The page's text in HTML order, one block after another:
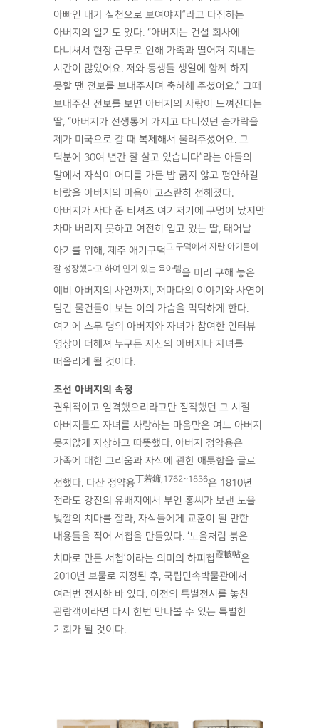
아빠인 내가 실천으로 보여야지”라고 다짐하는
아버지의 일기도 있다. “아버지는 건설 회사에
다니셔서 현장 근무로 인해 가족과 떨어져 지내는
시간이 많았어요. 저와 동생들 생일에 함께 하지
못할 땐 전보를 보내주시며 축하해 주셨어요.” 그때
보내주신 전보를 보면 아버지의 사랑이 느껴진다는
딸, “아버지가 전쟁통에 가지고 다니셨던 숟가락을
제가 미국으로 갈 때 복제해서 물려주셨어요. 그
덕분에 30여 년간 잘 살고 있습니다”라는 아들의
말에서 자식이 어디를 가든 밥 굶지 않고 평안하길
바랐을 아버지의 마음이 고스란히 전해졌다.
아버지가 사다 준 티셔츠 여기저기에 구멍이 났지만
차마 버리지 못하고 여전히 입고 있는 딸, 태어날
아기를 위해, 제주 애기구덕그 구덕에서 자란 아기들이
잘 성장했다고 하여 인기 있는 육아템을 미리 구해 놓은
예비 아버지의 사연까지, 저마다의 이야기와 사연이
담긴 물건들이 보는 이의 가슴을 먹먹하게 한다.
여기에 스무 명의 아버지와 자녀가 참여한 인터뷰
영상이 더해져 누구든 자신의 아버지나 자녀를
떠올리게 될 것이다.
조선 아버지의 속정
권위적이고 엄격했으리라고만 짐작했던 그 시절
아버지들도 자녀를 사랑하는 마음만은 여느 아버지
못지않게 자상하고 따뜻했다. 아버지 정약용은
가족에 대한 그리움과 자식에 관한 애틋함을 글로
전했다. 다산 정약용 丁若鏞,1762~1836은 1810년
전라도 강진의 유배지에서 부인 홍씨가 보낸 노을
빛깔의 치마를 잘라, 자식들에게 교훈이 될 만한
내용들을 적어 서첩을 만들었다. ‘노을처럼 붉은
치마로 만든 서첩’이라는 의미의 하피첩 霞帔帖은
2010년 보물로 지정된 후, 국립민속박물관에서
여러번 전시한 바 있다. 이전의 특별전시를 놓친
관람객이라면 다시 한번 만나볼 수 있는 특별한
기회가 될 것이다.